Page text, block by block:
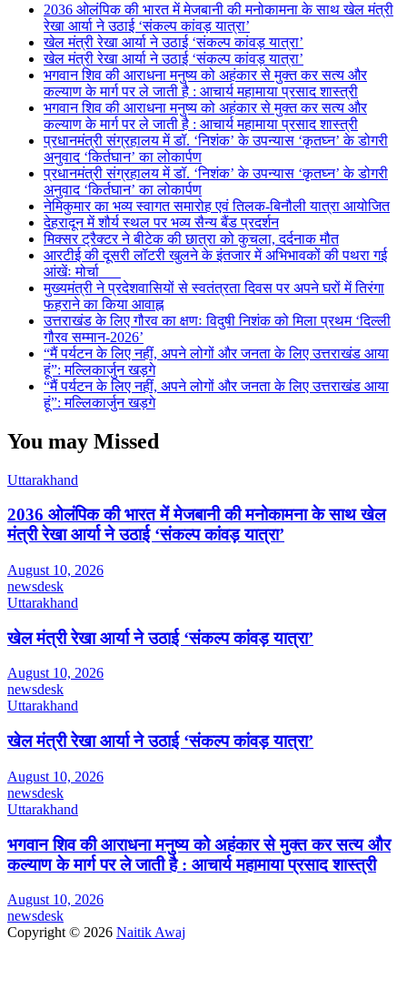
2036 ओलंपिक की भारत में मेजबानी की मनोकामना के साथ खेल मंत्री
रेखा आर्या ने उठाई ‘संकल्प कांवड़ यात्रा’
खेल मंत्री रेखा आर्या ने उठाई ‘संकल्प कांवड़ यात्रा’
खेल मंत्री रेखा आर्या ने उठाई ‘संकल्प कांवड़ यात्रा’
भगवान शिव की आराधना मनुष्य को अहंकार से मुक्त कर सत्य और
कल्याण के मार्ग पर ले जाती है : आचार्य महामाया प्रसाद शास्त्री
भगवान शिव की आराधना मनुष्य को अहंकार से मुक्त कर सत्य और
कल्याण के मार्ग पर ले जाती है : आचार्य महामाया प्रसाद शास्त्री
प्रधानमंत्री संग्रहालय में डॉ. ‘निशंक’ के उपन्यास ‘कृतघ्न’ के डोगरी
अनुवाद ‘किर्तघान’ का लोकार्पण
प्रधानमंत्री संग्रहालय में डॉ. ‘निशंक’ के उपन्यास ‘कृतघ्न’ के डोगरी
अनुवाद ‘किर्तघान’ का लोकार्पण
नेमिकुमार का भव्य स्वागत समारोह एवं तिलक-बिनौली यात्रा आयोजित
देहरादून में शौर्य स्थल पर भव्य सैन्य बैंड प्रदर्शन
मिक्सर ट्रैक्टर ने बीटेक की छात्रा को कुचला, दर्दनाक मौत
आरटीई की दूसरी लॉटरी खुलने के इंतजार में अभिभावकों की पथरा गई
आंखेंः मोर्चा
मुख्यमंत्री ने प्रदेशवासियों से स्वतंत्रता दिवस पर अपने घरों में तिरंगा
फहराने का किया आवाह्न
उत्तराखंड के लिए गौरव का क्षणः विदुषी निशंक को मिला प्रथम ‘दिल्ली
गौरव सम्मान-2026’
“मैं पर्यटन के लिए नहीं, अपने लोगों और जनता के लिए उत्तराखंड आया
हूं”: मल्लिकार्जुन खड़गे
“मैं पर्यटन के लिए नहीं, अपने लोगों और जनता के लिए उत्तराखंड आया
हूं”: मल्लिकार्जुन खड़गे
You may Missed
Uttarakhand
2036 ओलंपिक की भारत में मेजबानी की मनोकामना के साथ खेल
मंत्री रेखा आर्या ने उठाई ‘संकल्प कांवड़ यात्रा’
August 10, 2026
newsdesk
Uttarakhand
खेल मंत्री रेखा आर्या ने उठाई ‘संकल्प कांवड़ यात्रा’
August 10, 2026
newsdesk
Uttarakhand
खेल मंत्री रेखा आर्या ने उठाई ‘संकल्प कांवड़ यात्रा’
August 10, 2026
newsdesk
Uttarakhand
भगवान शिव की आराधना मनुष्य को अहंकार से मुक्त कर सत्य और
कल्याण के मार्ग पर ले जाती है : आचार्य महामाया प्रसाद शास्त्री
August 10, 2026
newsdesk
Copyright © 2026 Naitik Awaj